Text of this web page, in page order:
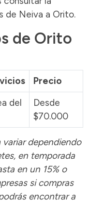
de Neiva a Orito.
de Orito
Precio
del
Desde
$70.000
dependiendo
en temporada
en un 15% o
si compras
encontrar a